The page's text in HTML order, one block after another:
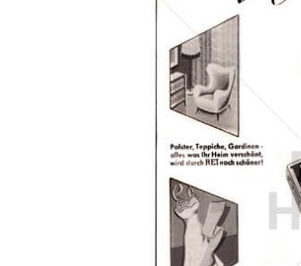
Konzerne
Epoche